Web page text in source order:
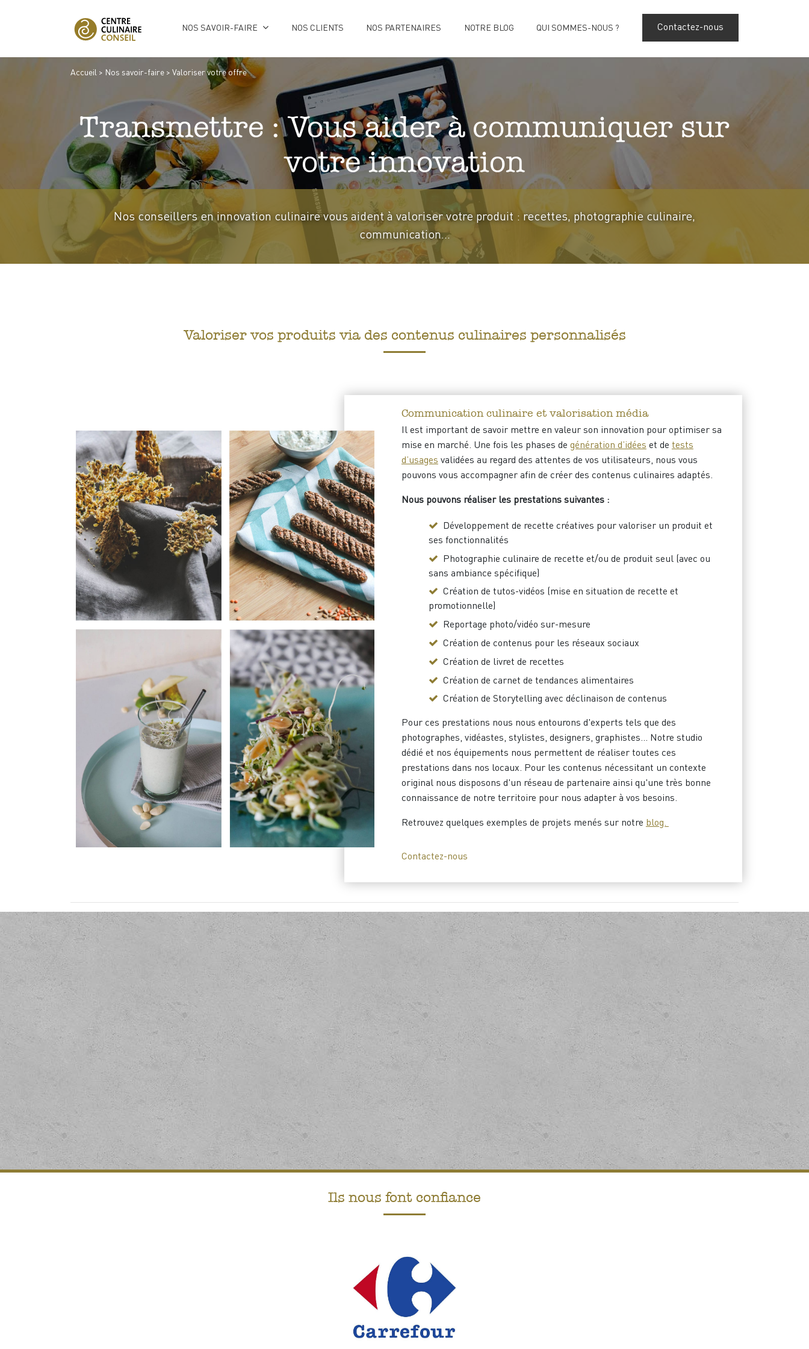
NOS SAVOIR-FAIRE NOS CLIENTS NOS PARTENAIRES NOTRE BLOG QUI SOMMES-NOUS ? Contactez-nous
Accueil > Nos savoir-faire > Valoriser votre offre
Transmettre : Vous aider à communiquer sur
votre innovation
Nos conseillers en innovation culinaire vous aident à valoriser votre produit : recettes, photographie culinaire,
communication…
Valoriser vos produits via des contenus culinaires personnalisés
Communication culinaire et valorisation média
Il est important de savoir mettre en valeur son innovation pour optimiser sa
mise en marché. Une fois les phases de génération d’idées et de tests
d’usages validées au regard des attentes de vos utilisateurs, nous vous
pouvons vous accompagner afin de créer des contenus culinaires adaptés.
Nous pouvons réaliser les prestations suivantes :
Développement de recette créatives pour valoriser un produit et
ses fonctionnalités
Photographie culinaire de recette et/ou de produit seul (avec ou
sans ambiance spécifique)
Création de tutos-vidéos (mise en situation de recette et
promotionnelle)
Reportage photo/vidéo sur-mesure
Création de contenus pour les réseaux sociaux
Création de livret de recettes
Création de carnet de tendances alimentaires
Création de Storytelling avec déclinaison de contenus
Pour ces prestations nous nous entourons d'experts tels que des
photographes, vidéastes, stylistes, designers, graphistes... Notre studio
dédié et nos équipements nous permettent de réaliser toutes ces
prestations dans nos locaux. Pour les contenus nécessitant un contexte
original nous disposons d'un réseau de partenaire ainsi qu'une très bonne
connaissance de notre territoire pour nous adapter à vos besoins.
Retrouvez quelques exemples de projets menés sur notre blog.
Contactez-nous
Répondons ensemble à vos ambitions
En suivant notre méthodologie et en innovant par les usages, vous garantissez la conception
de nouvelles offres répondant aux besoins identifiés du marché.
Contactez-nous
Ils nous font confiance